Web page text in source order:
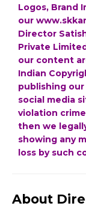
Logos, Brand
our
Director
Private
our content
Indian
publishing
social media
violation
then we
showing any
loss by such
About